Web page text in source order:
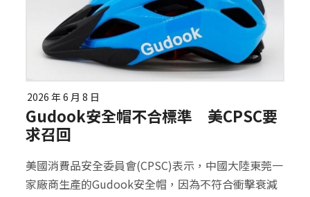
2026 年 6 月 8 日
Gudook安全帽不合標準 美CPSC要
求召回
美國消費品安全委員會(CPSC)表示，中國大陸東莞一
家廠商生產的Gudook安全帽，因為不符合衝擊衰減